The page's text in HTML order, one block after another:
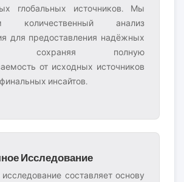
глобальных источников. Мы
количественный анализ
для предоставления надёжных
сохраняя полную
от исходных источников
инсайтов.
Исследование
составляет основу